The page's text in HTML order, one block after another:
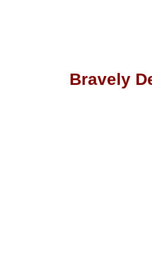
Bravely